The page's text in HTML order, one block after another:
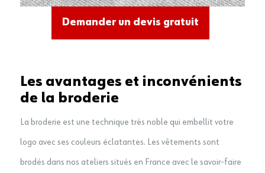
Demander un devis gratuit
Les avantages et inconvénients
de la broderie
La broderie est une technique très noble qui embellit votre
logo avec ses couleurs éclatantes. Les vêtements sont
brodés dans nos ateliers situés en France avec le savoir-faire